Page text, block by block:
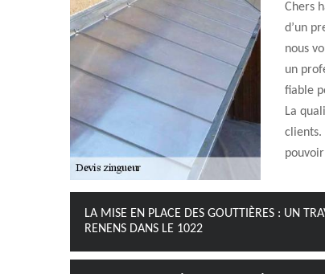
Chers
d’un
nous
un
fiable
La
clients.
LA MISE EN PLACE DES GOUTTIÈRES : UN
RENENS DANS LE 1022